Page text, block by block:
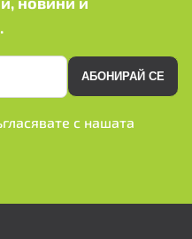
АБОНИРАЙ СЕ
с нашата